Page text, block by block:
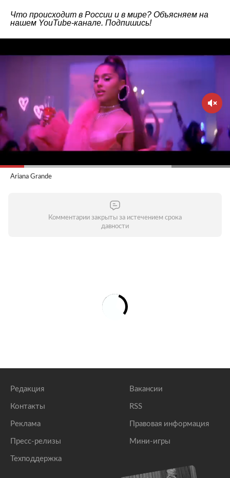
Что происходит в России и в мире? Объясняем на
нашем YouTube-канале. Подпишись!
Ariana Grande
Комментарии закрыты за истечением срока
давности
Редакция
Контакты
Реклама
Пресс-релизы
Техподдержка
Вакансии
RSS
Правовая информация
Мини-игры